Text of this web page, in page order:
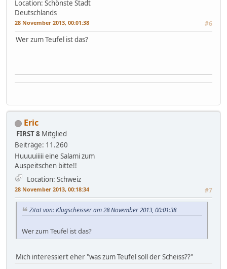
Location: Schönste Stadt
Deutschlands
28 November 2013, 00:01:38 #6
Wer zum Teufel ist das?
Eric
FIRST 8 Mitglied
Beiträge: 11.260
Huuuuiiiii eine Salami zum
Auspeitschen bitte!!
Location: Schweiz
28 November 2013, 00:18:34 #7
Zitat von: Klugscheisser am 28 November 2013, 00:01:38
Wer zum Teufel ist das?
Mich interessiert eher "was zum Teufel soll der Scheiss??"